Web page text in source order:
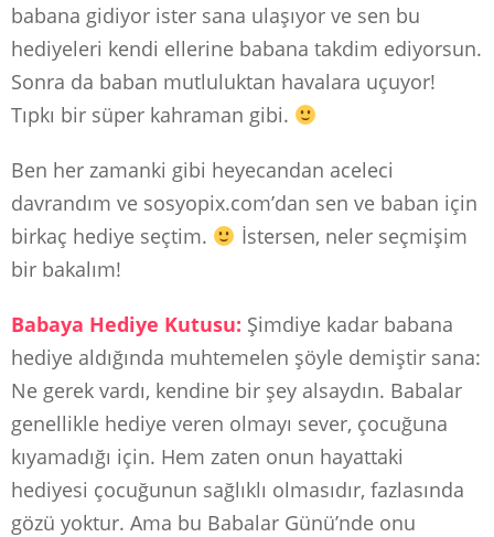
babana gidiyor ister sana ulaşıyor ve sen bu
hediyeleri kendi ellerine babana takdim ediyorsun.
Sonra da baban mutluluktan havalara uçuyor!
Tıpkı bir süper kahraman gibi.
Ben her zamanki gibi heyecandan aceleci
davrandım ve sosyopix.com’dan sen ve baban için
birkaç hediye seçtim.
İstersen, neler seçmişim
bir bakalım!
Babaya Hediye Kutusu: Şimdiye kadar babana
hediye aldığında muhtemelen şöyle demiştir sana:
Ne gerek vardı, kendine bir şey alsaydın. Babalar
genellikle hediye veren olmayı sever, çocuğuna
kıyamadığı için. Hem zaten onun hayattaki
hediyesi çocuğunun sağlıklı olmasıdır, fazlasında
gözü yoktur. Ama bu Babalar Günü’nde onu